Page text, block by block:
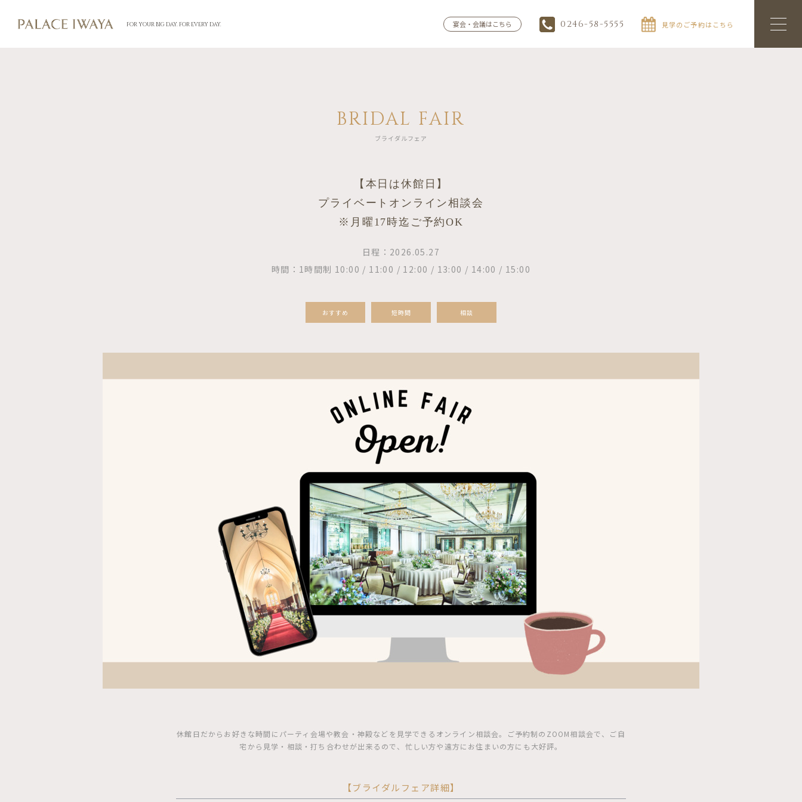
FOR YOUR BIG DAY. FOR EVERY DAY. 宴会・会議はこちら 0246-58-5555 見学のご予約はこちら
BRIDAL FAIR
ブライダルフェア
【本日は休館日】
プライベートオンライン相談会
※月曜17時迄ご予約OK
日程：2026.05.27
時間：1時間制 10:00 / 11:00 / 12:00 / 13:00 / 14:00 / 15:00
おすすめ 短時間 相談
休館日だからお好きな時間にパーティ会場や教会・神殿などを見学できるオンライン相談会。ご予約制のZOOM相談会で、ご自
宅から見学・相談・打ち合わせが出来るので、忙しい方や遠方にお住まいの方にも大好評。
【ブライダルフェア詳細】